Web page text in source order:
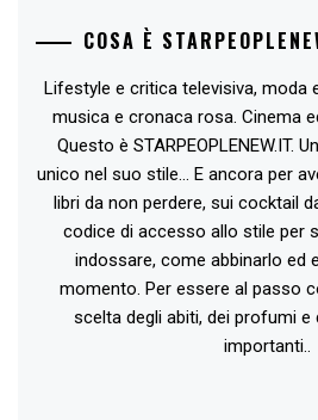
COSA È
Lifestyle e critica televisiva, moda
musica e cronaca rosa. Cinema
Questo è STARPEOPLENEW.IT.
unico nel suo stile... E ancora per
libri da non perdere, sui cocktail
codice di accesso allo stile per
indossare, come abbinarlo ed
momento. Per essere al passo
scelta degli abiti, dei profumi e
importanti..